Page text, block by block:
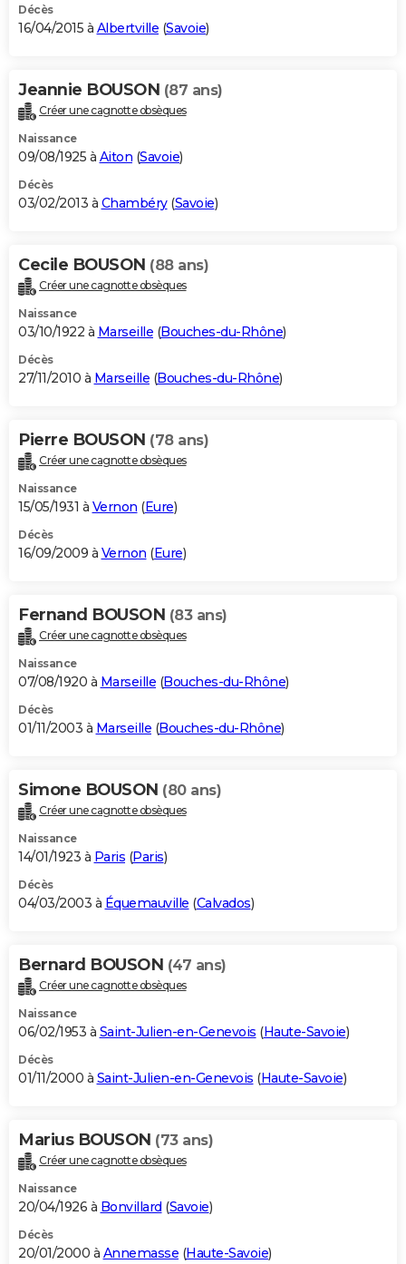
Décès
16/04/2015 à Albertville (Savoie)
Jeannie BOUSON (87 ans)
Créer une cagnotte obsèques
Naissance
09/08/1925 à Aiton (Savoie)
Décès
03/02/2013 à Chambéry(Savoie)
Cecile BOUSON (88 ans)
Créer une cagnotte obsèques
Naissance
03/10/1922 à Marseille (Bouches-du-Rhône)
Décès
27/11/2010 à Marseille (Bouches-du-Rhône)
Pierre BOUSON (78 ans)
Créer une cagnotte obsèques
Naissance
15/05/1931 à Vernon (Eure)
Décès
16/09/2009 à Vernon (Eure)
Fernand BOUSON (83 ans)
Créer une cagnotte obsèques
Naissance
07/08/1920 à Marseille (Bouches-du-Rhône)
Décès
01/11/2003 à Marseille (Bouches-du-Rhône)
Simone BOUSON (80 ans)
Créer une cagnotte obsèques
Naissance
14/01/1923 à Paris (Paris)
Décès
04/03/2003 à Équemauville (Calvados)
Bernard BOUSON (47 ans)
Créer une cagnotte obsèques
Naissance
06/02/1953 à Saint-Julien-en-Genevois (Haute-Savoie)
Décès
01/11/2000 à Saint-Julien-en-Genevois (Haute-Savoie)
Marius BOUSON (73 ans)
Créer une cagnotte obsèques
Naissance
20/04/1926 à Bonvillard (Savoie)
Décès
20/01/2000 à Annemasse (Haute-Savoie)